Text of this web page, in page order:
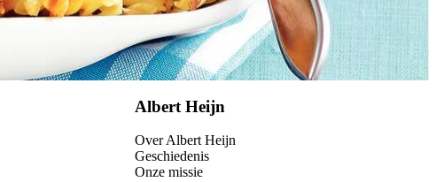
Albert Heijn
Over Albert Heijn
Geschiedenis
Onze missie